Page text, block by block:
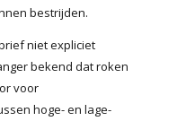
bestrijden.
niet expliciet
bekend dat roken
voor
hoge- en lage-